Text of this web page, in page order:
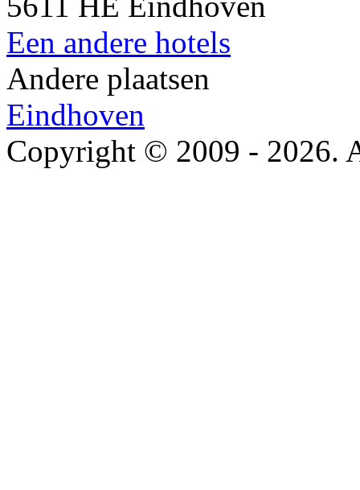
Een andere hotels
Andere plaatsen
Eindhoven
Copyright © 2009 - 2026.